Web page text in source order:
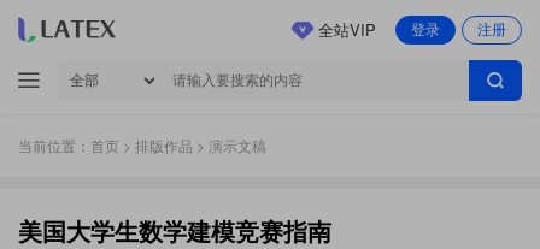
登录 注册
全站VIP
当前位置： 首页 > 排版作品 > 演示文稿
美国大学生数学建模竞赛指南